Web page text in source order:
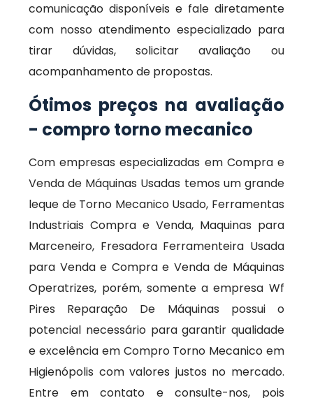
comunicação disponíveis e fale diretamente
com nosso atendimento especializado para
tirar dúvidas, solicitar avaliação ou
acompanhamento de propostas.
Ótimos preços na avaliação
- compro torno mecanico
Com empresas especializadas em Compra e
Venda de Máquinas Usadas temos um grande
leque de Torno Mecanico Usado, Ferramentas
Industriais Compra e Venda, Maquinas para
Marceneiro, Fresadora Ferramenteira Usada
para Venda e Compra e Venda de Máquinas
Operatrizes, porém, somente a empresa Wf
Pires Reparação De Máquinas possui o
potencial necessário para garantir qualidade
e excelência em Compro Torno Mecanico em
Higienópolis com valores justos no mercado.
Entre em contato e consulte-nos, pois